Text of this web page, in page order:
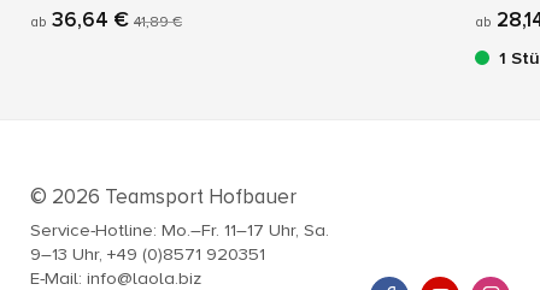
ab 36,64 € 41,89 € ab
1
© 2026 Teamsport Hofbauer
Service-Hotline: Mo.–Fr. 11–17 Uhr, Sa.
9–13 Uhr, +49 (0)8571 920351
E-Mail: info@laola.biz